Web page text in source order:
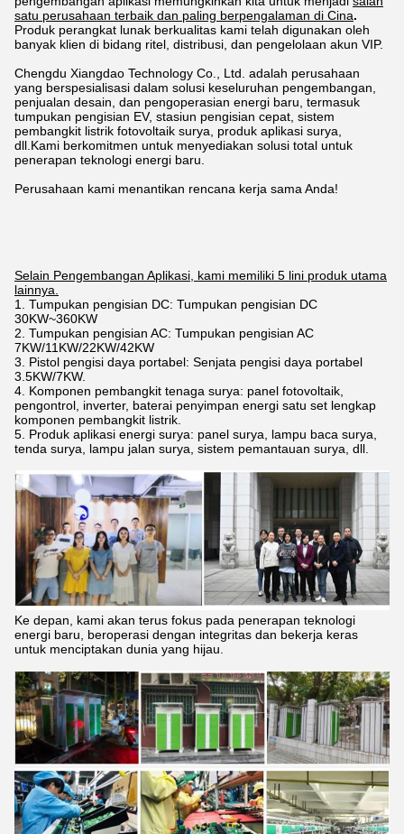
satu perusahaan terbaik dan paling berpengalaman di Cina.
Produk perangkat lunak berkualitas kami telah digunakan oleh
banyak klien di bidang ritel, distribusi, dan pengelolaan akun VIP.
Chengdu Xiangdao Technology Co., Ltd. adalah perusahaan
yang berspesialisasi dalam solusi keseluruhan pengembangan,
penjualan desain, dan pengoperasian energi baru, termasuk
tumpukan pengisian EV, stasiun pengisian cepat, sistem
pembangkit listrik fotovoltaik surya, produk aplikasi surya,
dll. Kami berkomitmen untuk menyediakan solusi total untuk
penerapan teknologi energi baru.
Perusahaan kami menantikan rencana kerja sama Anda!
Selain Pengembangan Aplikasi, kami memiliki 5 lini produk utama
lainnya.
1. Tumpukan pengisian DC: Tumpukan pengisian DC
30KW~360KW
2. Tumpukan pengisian AC: Tumpukan pengisian AC
7KW/11KW/22KW/42KW
3. Pistol pengisi daya portabel: Senjata pengisi daya portabel
3.5KW/7KW.
4. Komponen pembangkit tenaga surya: panel fotovoltaik,
pengontrol, inverter, baterai penyimpan energi satu set lengkap
komponen pembangkit listrik.
5. Produk aplikasi energi surya: panel surya, lampu baca surya,
tenda surya, lampu jalan surya, sistem pemantauan surya, dll.
Ke depan, kami akan terus fokus pada penerapan teknologi
energi baru, beroperasi dengan integritas dan bekerja keras
untuk menciptakan dunia yang hijau.